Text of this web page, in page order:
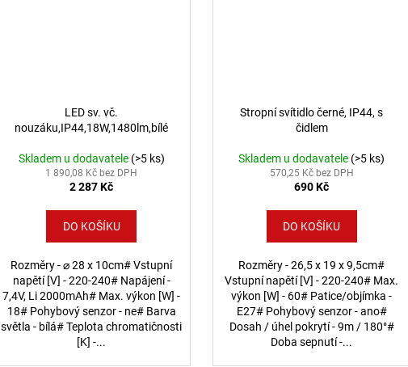
LED sv. vč.
nouzáku,IP44,18W,1480lm,bílé
Skladem u dodavatele (>5 ks)
1 890,08 Kč bez DPH
2 287 Kč
DO KOŠÍKU
Rozměry - ⌀ 28 x 10cm# Vstupní
napětí [V] - 220-240# Napájení -
7,4V, Li 2000mAh# Max. výkon [W] -
18# Pohybový senzor - ne# Barva
světla - bílá# Teplota chromatičnosti
[K] -...
Stropní svítidlo černé, IP44, s
čidlem
Skladem u dodavatele (>5 ks)
570,25 Kč bez DPH
690 Kč
DO KOŠÍKU
Rozměry - 26,5 x 19 x 9,5cm#
Vstupní napětí [V] - 220-240# Max.
výkon [W] - 60# Patice/objímka -
E27# Pohybový senzor - ano#
Dosah / úhel pokrytí - 9m / 180°#
Doba sepnutí -...